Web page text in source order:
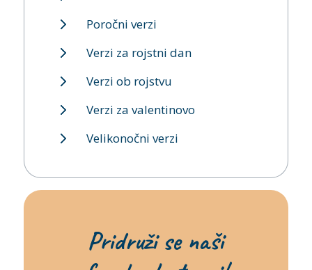
Poročni verzi
Verzi za rojstni dan
Verzi ob rojstvu
Verzi za valentinovo
Velikonočni verzi
Pridruži se naši